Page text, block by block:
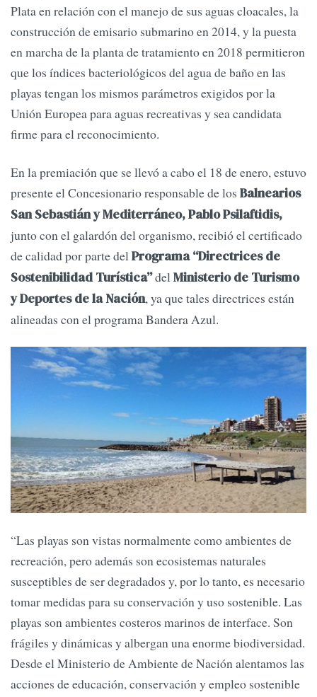
Plata en relación con el manejo de sus aguas cloacales, la
construcción de emisario submarino en 2014, y la puesta
en marcha de la planta de tratamiento en 2018 permitieron
que los índices bacteriológicos del agua de baño en las
playas tengan los mismos parámetros exigidos por la
Unión Europea para aguas recreativas y sea candidata
firme para el reconocimiento.
En la premiación que se llevó a cabo el 18 de enero, estuvo
presente el Concesionario responsable de los Balnearios
San Sebastián y Mediterráneo, Pablo Psilaftidis,
junto con el galardón del organismo, recibió el certificado
de calidad por parte delPrograma “Directrices de
Sostenibilidad Turística”delMinisterio de Turismo
y Deportes de la Nación, ya que tales directrices están
alineadas con el programa Bandera Azul.
“Las playas son vistas normalmente como ambientes de
recreación, pero además son ecosistemas naturales
susceptibles de ser degradados y, por lo tanto, es necesario
tomar medidas para su conservación y uso sostenible. Las
playas son ambientes costeros marinos de interface. Son
frágiles y dinámicas y albergan una enorme biodiversidad.
Desde el Ministerio de Ambiente de Nación alentamos las
acciones de educación, conservación y empleo sostenible